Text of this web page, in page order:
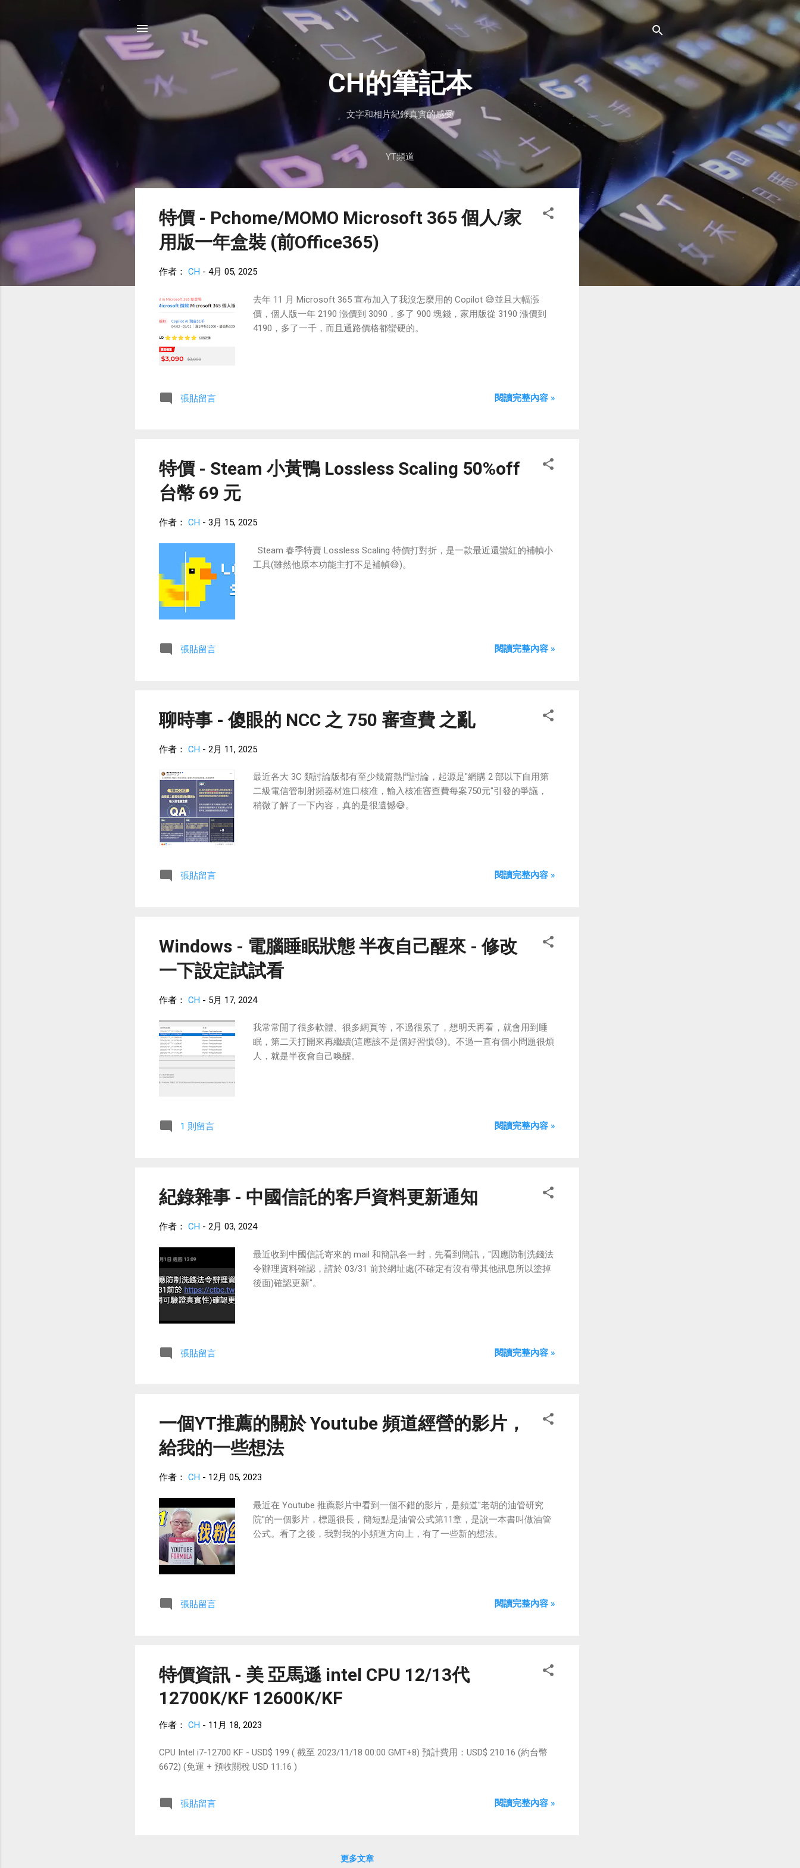
跳到主要內容
CH的筆記本
文字和相片紀錄真實的感受
YT頻道
特價 - Pchome/MOMO Microsoft 365 個人/家
用版一年盒裝 (前Office365)
作者： CH - 4月 05, 2025
去年 11 月 Microsoft 365 宣布加入了我沒怎麼用的 Copilot 😅並且大幅漲
價，個人版一年 2190 漲價到 3090，多了 900 塊錢，家用版從 3190 漲價到
4190，多了一千，而且通路價格都蠻硬的。
張貼留言 閱讀完整內容 »
特價 - Steam 小黃鴨 Lossless Scaling 50%off
台幣 69 元
作者： CH - 3月 15, 2025
Steam 春季特賣 Lossless Scaling 特價打對折，是一款最近還蠻紅的補幀小
工具(雖然他原本功能主打不是補幀😅)。
張貼留言 閱讀完整內容 »
聊時事 - 傻眼的 NCC 之 750 審查費 之亂
作者： CH - 2月 11, 2025
最近各大 3C 類討論版都有至少幾篇熱門討論，起源是"網購 2 部以下自用第
二級電信管制射頻器材進口核准，輸入核准審查費每案750元"引發的爭議，
稍微了解了一下內容，真的是很遺憾😅。
張貼留言 閱讀完整內容 »
Windows - 電腦睡眠狀態 半夜自己醒來 - 修改
一下設定試試看
作者： CH - 5月 17, 2024
我常常開了很多軟體、很多網頁等，不過很累了，想明天再看，就會用到睡
眠，第二天打開來再繼續(這應該不是個好習慣😓)。不過一直有個小問題很煩
人，就是半夜會自己喚醒。
1 則留言 閱讀完整內容 »
紀錄雜事 - 中國信託的客戶資料更新通知
作者： CH - 2月 03, 2024
最近收到中國信託寄來的 mail 和簡訊各一封，先看到簡訊，"因應防制洗錢法
令辦理資料確認，請於 03/31 前於網址處(不確定有沒有帶其他訊息所以塗掉
後面)確認更新"。
張貼留言 閱讀完整內容 »
一個YT推薦的關於 Youtube 頻道經營的影片，
給我的一些想法
作者： CH - 12月 05, 2023
最近在 Youtube 推薦影片中看到一個不錯的影片，是頻道"老胡的油管研究
院"的一個影片，標題很長，簡短點是油管公式第11章，是說一本書叫做油管
公式。看了之後，我對我的小頻道方向上，有了一些新的想法。
張貼留言 閱讀完整內容 »
特價資訊 - 美 亞馬遜 intel CPU 12/13代
12700K/KF 12600K/KF
作者： CH - 11月 18, 2023
CPU Intel i7-12700 KF - USD$ 199 ( 截至 2023/11/18 00:00 GMT+8) 預計費用：USD$ 210.16 (約台幣
6672) (免運 + 預收關稅 USD 11.16 )
張貼留言 閱讀完整內容 »
更多文章